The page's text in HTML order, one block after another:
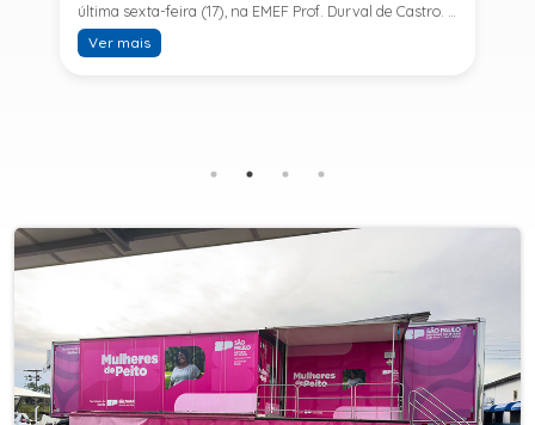
última sexta-feira (17), na EMEF Prof. Durval de Castro. A
cerimônia celebrou a conclusão dos estudos de 53
alunos e entrou para a história ao marcar a primeira
SESI, ampliando o acesso à educação e oferecendo uma
retomar os estudos.A última turma da Educação de
Jovens e Adultos formada pelo município foi em 2016,
oferecida em Sete Barras e, a partir de agosto de 2025,
passou por uma importante ampliação. Em parceria
com o SESI, a Prefeitura passou a disponibilizar também
o Ensino Fundamental II (6º ao 9º ano) e o Ensino
Médio, ampliando significativamente as oportunidades
para que jovens e adultos concluam sua formação.A
Ver mais